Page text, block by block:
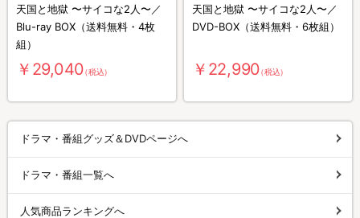
天国と地獄 〜サイコな2人〜／
Blu-ray BOX（送料無料・4枚
組）
￥29,040（税込）
天国と地獄 〜サイコな2人〜／
DVD-BOX（送料無料・6枚組）
￥22,990（税込）
ドラマ・番組グッズ＆DVDページへ
ドラマ・番組一覧へ
人気商品ランキングへ